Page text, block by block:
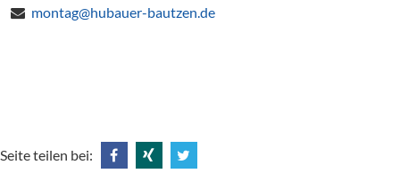
montag@hubauer-bautzen.de
Seite teilen bei: